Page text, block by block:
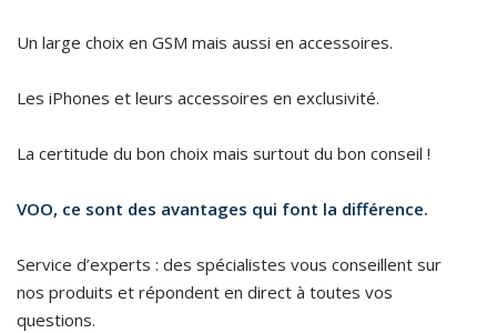
Un large choix en GSM mais aussi en accessoires.
Les iPhones et leurs accessoires en exclusivité.
La certitude du bon choix mais surtout du bon conseil !
VOO, ce sont des avantages qui font la différence.
Service d’experts : des spécialistes vous conseillent sur
nos produits et répondent en direct à toutes vos
questions.